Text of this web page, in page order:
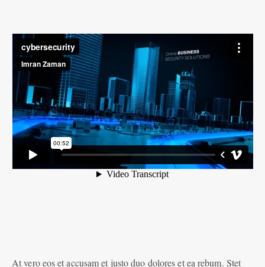
At vero eos et accusam et justo duo dolores et ea rebum. Stet